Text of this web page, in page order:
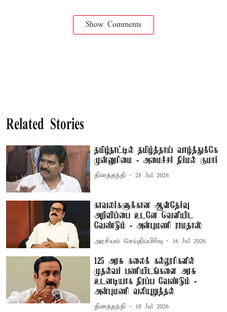
Show Comments
Related Stories
தமிழ்நாட்டில் தமிழ்த்தாய் வாழ்த்துக்கே
முன்னுரிமை - அமைச்சர் நிர்மல் குமார்
தினத்தந்தி 28 Jul 2026
காவலர்களுக்கான ஆள்தேர்வு
அறிவிப்பை உடனே வெளியிட
வேண்டும் - அன்புமணி ராமதாஸ்
அரசியல் செய்திப்பிரிவு 16 Jul 2026
125 அரசு கலைக் கல்லூரிகளில்
முதல்வர் பணியிடங்களை அரசு
உடனடியாக நிரப்ப வேண்டும் -
அன்புமணி வலியுறுத்தல்
தினத்தந்தி 10 Jul 2026